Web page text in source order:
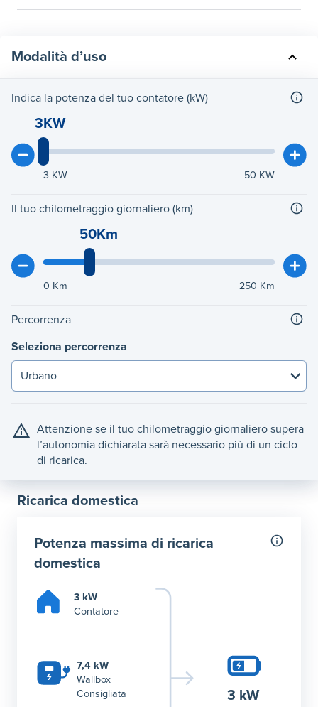
Modalità d’uso
Indica la potenza del tuo contatore (kW)
3KW
3 KW 50 KW
Il tuo chilometraggio giornaliero (km)
50Km
0 Km 250 Km
Percorrenza
Seleziona percorrenza
Attenzione se il tuo chilometraggio giornaliero supera
l’autonomia dichiarata sarà necessario più di un ciclo
di ricarica.
Ricarica domestica
Potenza massima di ricarica
domestica
3 kW
Contatore
7,4 kW
Wallbox
Consigliata
3 kW